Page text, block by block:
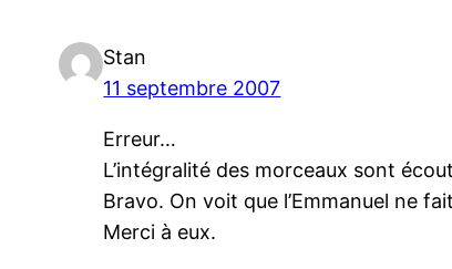
Stan
11 septembre 2007
Erreur…
L’intégralité des morceaux sont
Bravo. On voit que l’Emmanuel ne
Merci à eux.